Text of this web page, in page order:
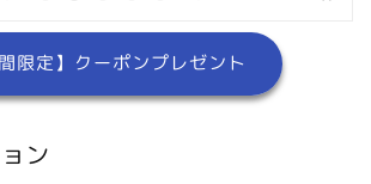
間限定】クーポンプレゼント
ン